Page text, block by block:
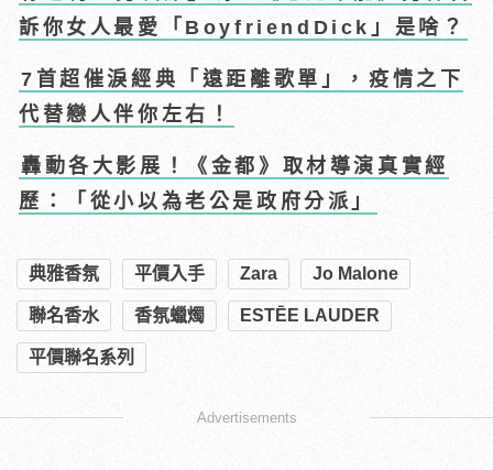
訴你女人最愛「BoyfriendDick」是啥？
7首超催淚經典「遠距離歌單」，疫情之下
代替戀人伴你左右！
轟動各大影展！《金都》取材導演真實經
歷：「從小以為老公是政府分派」
典雅香氛 平價入手 Zara Jo Malone
聯名香水 香氛蠟燭 ESTĒE LAUDER
平價聯名系列
Advertisements